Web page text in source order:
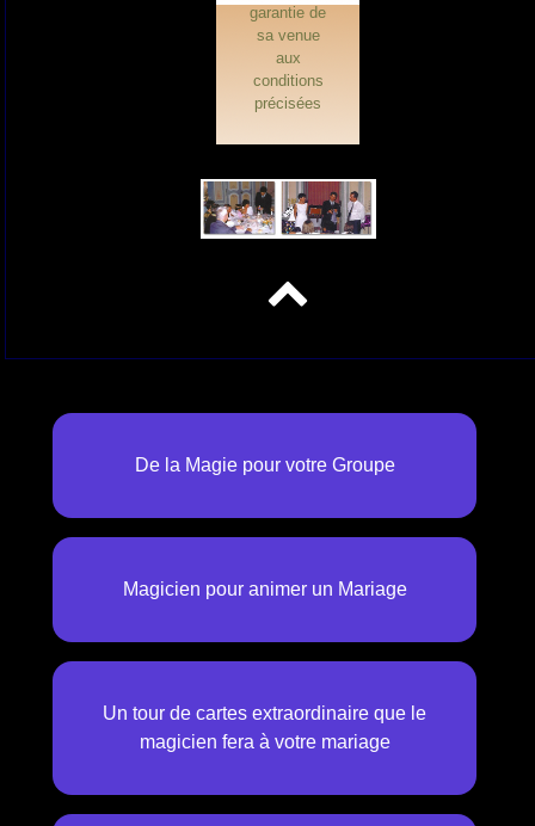
garantie de
sa venue
aux
conditions
précisées
De la Magie pour votre Groupe
Magicien pour animer un Mariage
Un tour de cartes extraordinaire que le
magicien fera à votre mariage